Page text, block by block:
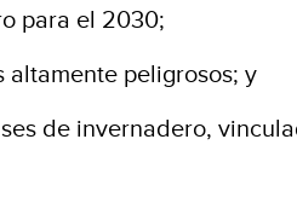
para el 2030;
altamente peligrosos; y
de invernadero,